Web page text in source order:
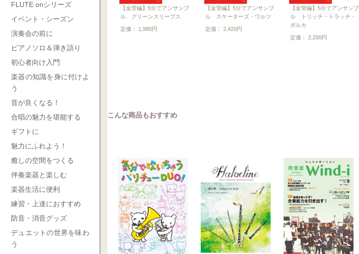
FLUTE onシリーズ
イベント・シーズン
演奏会の前に
ピアノソロ＆弾き語り
初心者向け入門
楽器の知識を身に付けよ
う
音が良くなる！
合唱の魅力を堪能する
ギフトに
魅力にふれよう！
癒しの空間をつくる
伴奏楽器と楽しむ
楽器生活に便利
練習・上達におすすめ
防音・消音グッズ
デュエットの世界を味わ
う
【金管編】5分でアンサンブ
ル グリーンスリーブス
定価： 1,980円
【金管編】5分でアンサンブ
ル スケーターズ・ワルツ
定価： 2,420円
【金管編】5分でアンサンブ
ル トリッチ・トラッチ・
ポルカ
定価： 2,200円
こんな商品もおすすめ